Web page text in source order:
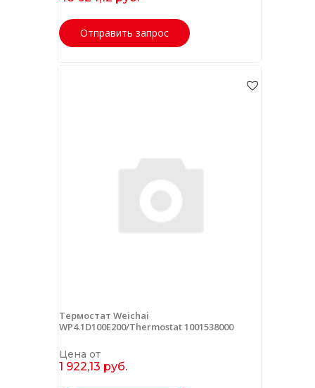
Отправить запрос
Термостат Weichai
WP4.1D100E200/Thermostat 1001538000
Цена от
1 922,13 руб.